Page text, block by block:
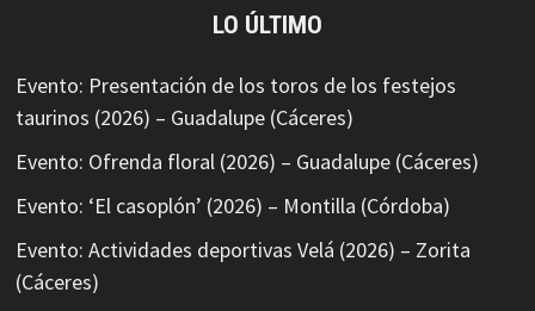
LO ÚLTIMO
Evento: Presentación de los toros de los festejos
taurinos (2026) – Guadalupe (Cáceres)
Evento: Ofrenda floral (2026) – Guadalupe (Cáceres)
Evento: ‘El casoplón’ (2026) – Montilla (Córdoba)
Evento: Actividades deportivas Velá (2026) – Zorita
(Cáceres)